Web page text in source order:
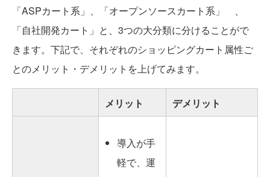
「ASPカート系」、「オープンソースカート系」 、
「自社開発カート」と、3つの大分類に分けることがで
きます。下記で、それぞれのショッピングカート属性ご
とのメリット・デメリットを上げてみます。
メリット デメリット
導入が手
軽で、運